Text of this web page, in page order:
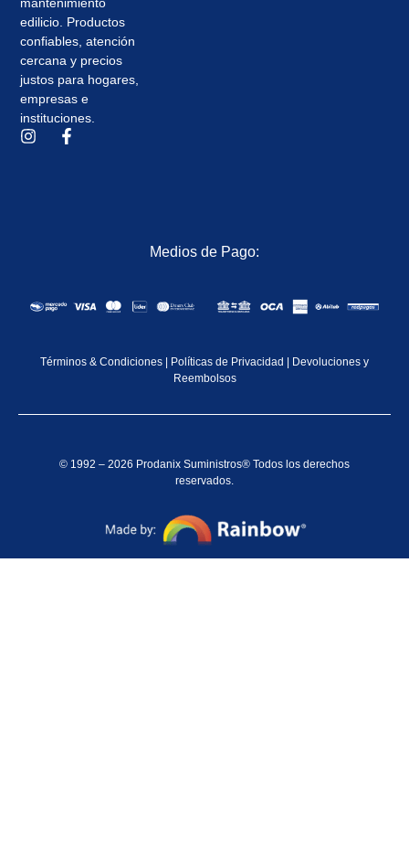
edilicio. Productos
confiables, atención
cercana y precios
justos para hogares,
empresas e
instituciones.
Medios de Pago:
Términos & Condiciones Políticas de Privacidad
Devoluciones y
Reembolsos
© 1992 – 2026 Prodanix Suministros® Todos los derechos
reservados.